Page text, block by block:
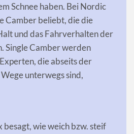
Schnee haben. Bei Nordic
Camber beliebt, die die
und das Fahrverhalten der
Single Camber werden
die abseits der
unterwegs sind,
besagt, wie weich bzw. steif